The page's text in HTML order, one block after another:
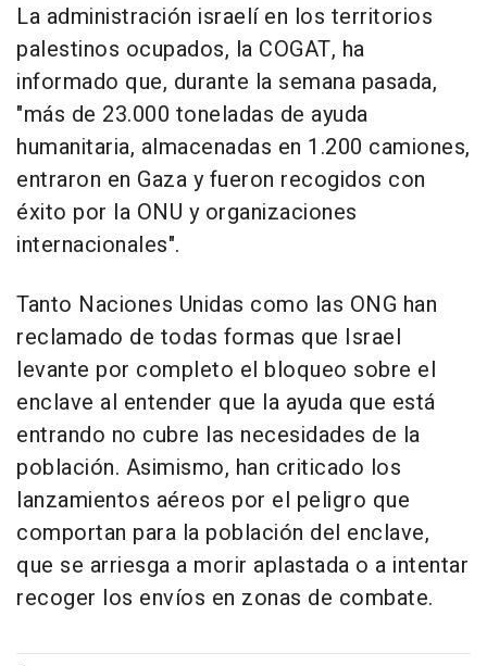
La administración israelí en los territorios
palestinos ocupados, la COGAT, ha
informado que, durante la semana pasada,
"más de 23.000 toneladas de ayuda
humanitaria, almacenadas en 1.200 camiones,
entraron en Gaza y fueron recogidos con
éxito por la ONU y organizaciones
internacionales".
Tanto Naciones Unidas como las ONG han
reclamado de todas formas que Israel
levante por completo el bloqueo sobre el
enclave al entender que la ayuda que está
entrando no cubre las necesidades de la
población. Asimismo, han criticado los
lanzamientos aéreos por el peligro que
comportan para la población del enclave,
que se arriesga a morir aplastada o a intentar
recoger los envíos en zonas de combate.